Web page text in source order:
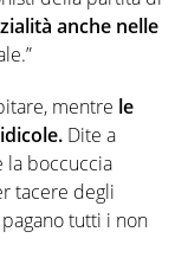
anche nelle
mentre le
Dite a
la boccuccia
tacere degli
tutti i non